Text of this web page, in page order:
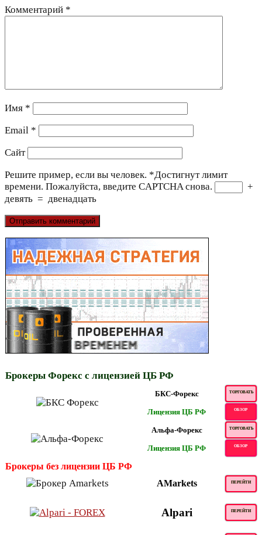
Комментарий *
Имя *
Email *
Сайт
Решите пример, если вы человек. *Достигнут лимит
времени. Пожалуйста, введите CAPTCHA снова.
+
девять = двенадцать
Брокеры Форекс с лицензией ЦБ РФ
БКС-Форекс ТОРГОВАТЬ
Лицензия ЦБ РФ ОБЗОР
Альфа-Форекс ТОРГОВАТЬ
Лицензия ЦБ РФ ОБЗОР
Брокеры без лицензии ЦБ РФ
AMarkets
ПЕРЕЙТИ
Alpari ПЕРЕЙТИ